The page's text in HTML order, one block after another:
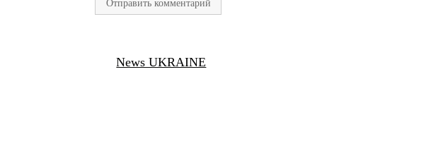
News UKRAINE